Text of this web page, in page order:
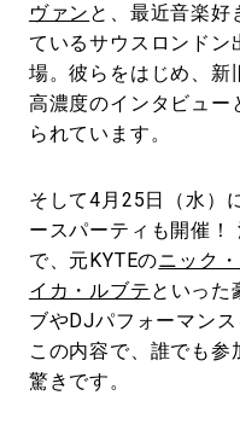
ヴァン と、最近音楽好
ているサウスロンドン
場。彼らをはじめ、新
高濃度のインタビュー
られています。
そして4月25日（水）
ースパーティも開催！
で、元KYTEのニック
イカ・ルブテ といった
ブやDJパフォーマン
この内容で、誰でも参
驚きです。